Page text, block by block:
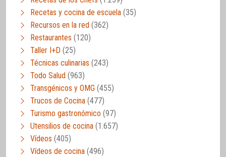
Recetas y cocina de escuela (35)
Recursos en la red (362)
Restaurantes (120)
Taller I+D (25)
Técnicas culinarias (243)
Todo Salud (963)
Transgénicos y OMG (455)
Trucos de Cocina (477)
Turismo gastronómico (97)
Utensilios de cocina (1.657)
Vídeos (405)
Vídeos de cocina (496)